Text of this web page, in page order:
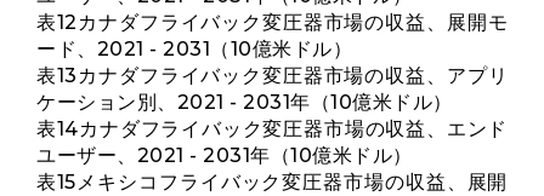
表12カナダフライバック変圧器市場の収益、展開モ
ード、2021 - 2031（10億米ドル）
表13カナダフライバック変圧器市場の収益、アプリ
ケーション別、2021 - 2031年（10億米ドル）
表14カナダフライバック変圧器市場の収益、エンド
ユーザー、2021 - 2031年（10億米ドル）
表15メキシコフライバック変圧器市場の収益、展開